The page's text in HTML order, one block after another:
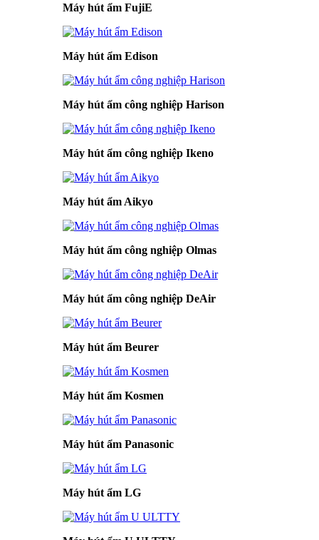
Máy hút ẩm FujiE
Máy hút ẩm Edison
Máy hút ẩm công nghiệp Harison
Máy hút ẩm công nghiệp Ikeno
Máy hút ẩm Aikyo
Máy hút ẩm công nghiệp Olmas
Máy hút ẩm công nghiệp DeAir
Máy hút ẩm Beurer
Máy hút ẩm Kosmen
Máy hút ẩm Panasonic
Máy hút ẩm LG